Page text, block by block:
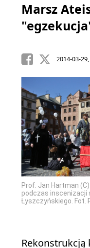
Marsz
2014-03-
Prof. Jan Hartman
podczas inscenizacji
Łyszczyńskiego. Fot.
Rekonstrukcją